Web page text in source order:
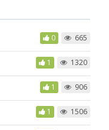
0 665
1 1320
1 906
1 1506